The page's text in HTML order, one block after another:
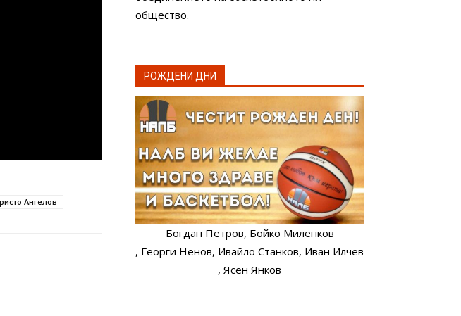
Ангелов
общество.
РОЖДЕНИ ДНИ
Богдан Петров, Бойко Миленков
, Георги Ненов, Ивайло Станков, Иван Илчев
, Ясен Янков